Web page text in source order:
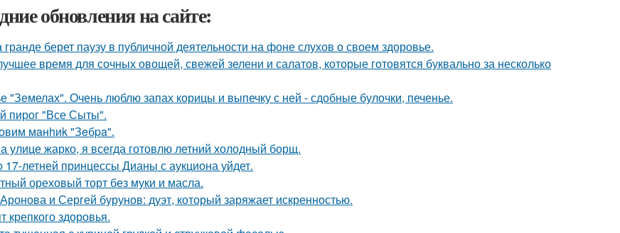
обновления на сайте:
берет паузу в публичной деятельности на фоне слухов о своем здоровье.
время для сочных овощей, свежей зелени и салатов, которые готовятся буквально за несколько
"Земелах". Очень люблю запах корицы и выпечку с ней - сдобные булочки, печенье.
пирог "Все Сыты".
мaнhиk "Зeбpa".
улице жарко, я всегда готовлю летний холодный борщ.
17-летней принцессы Дианы с аукциона уйдет.
ореховый торт без муки и масла.
и Сергей бурунов: дуэт, который заряжает искренностью.
крепкого здоровья.